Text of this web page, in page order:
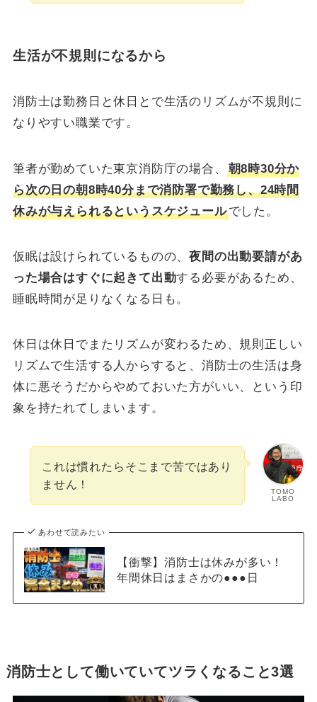
生活が不規則になるから
消防士は勤務日と休日とで生活のリズムが不規則に
なりやすい職業です。
筆者が勤めていた東京消防庁の場合、
朝8時30分か
ら次の日の朝8時40分まで消防署で勤務し、24時間
休みが与えられるというスケジュールでした。
仮眠は設けられているものの、夜間の出動要請があ
った場合はすぐに起きて出動する必要があるため、
睡眠時間が足りなくなる日も。
休日は休日でまたリズムが変わるため、規則正しい
リズムで生活する人からすると、消防士の生活は身
体に悪そうだからやめておいた方がいい、という印
象を持たれてしまいます。
TOMO
LABO
これは慣れたらそこまで苦ではあり
ません！
あわせて読みたい
【衝撃】消防士は休みが多い！
年間休日はまさかの●●●日
消防士として働いていてツラくなること3選